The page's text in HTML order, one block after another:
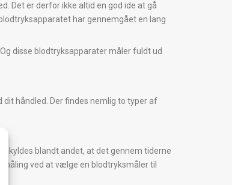
Det er derfor ikke altid en god ide at gå
har gennemgået en lang
disse blodtryksapparater måler fuldt ud
håndled. Der findes nemlig to typer af
skyldes blandt andet, at det gennem tiderne
ved at vælge en blodtryksmåler til